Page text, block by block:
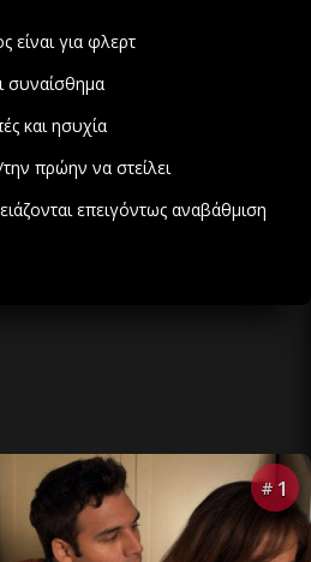
για φλερτ
συναίσθημα
και ησυχία
πρώην να στείλει
επειγόντως αναβάθμιση
# 1